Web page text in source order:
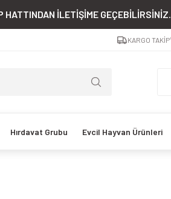
İLETİŞİME GEÇEBİLİRSİNİZ.
KARGO TAKİP
Hırdavat Grubu Evcil Hayvan Ürünleri